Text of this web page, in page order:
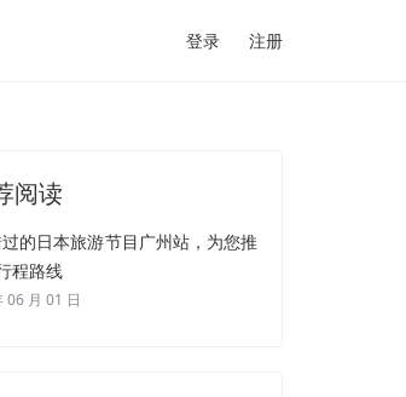
登录 注册
阅读
的日本旅游节目广州站，为您推
程路线
06 月 01 日